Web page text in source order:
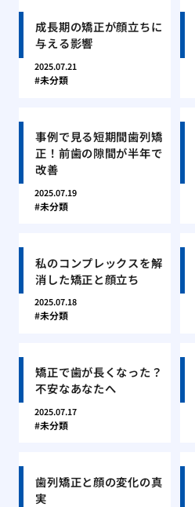
成長期の矯正が顔立ちに
与える影響
2025.07.21
未分類
事例で見る短期間歯列矯
正！前歯の隙間が半年で
改善
2025.07.19
未分類
私のコンプレックスを解
消した矯正と顔立ち
2025.07.18
未分類
矯正で歯が長くなった？
不安なあなたへ
2025.07.17
未分類
歯列矯正と顔の変化の真
実